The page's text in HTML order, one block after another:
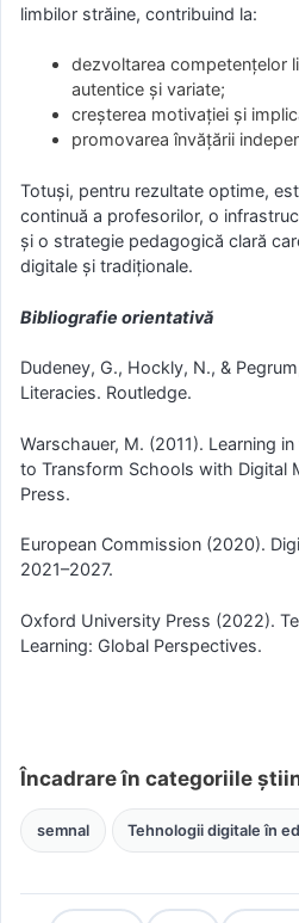
limbilor străine, contribuind la:
dezvoltarea competențelor
autentice și variate;
creșterea motivației și
promovarea învățării
Totuși, pentru rezultate optime,
continuă a profesorilor, o
și o strategie pedagogică clară
digitale și tradiționale.
Bibliografie orientativă
Dudeney, G., Hockly, N., &
Literacies. Routledge.
Warschauer, M. (2011). Learning
to Transform Schools with Digital
Press.
European Commission (2020).
2021–2027.
Oxford University Press (2022).
Learning: Global Perspectives.
Încadrare în categoriile
semnal Tehnologii digitale în